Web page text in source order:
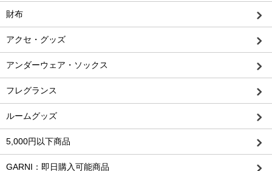
財布
アクセ・グッズ
アンダーウェア・ソックス
フレグランス
ルームグッズ
5,000円以下商品
GARNI：即日購入可能商品